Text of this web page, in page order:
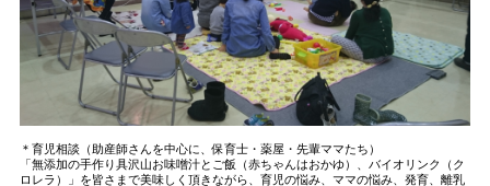
＊育児相談（助産師さんを中心に、保育士・薬屋・先輩ママたち）
「無添加の手作り具沢山お味噌汁とご飯（赤ちゃんはおかゆ）、バイオリンク（ク
ロレラ）」を皆さまで美味しく頂きながら、育児の悩み、ママの悩み、発育、離乳